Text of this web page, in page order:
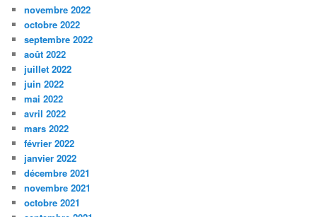
novembre 2022
octobre 2022
septembre 2022
août 2022
juillet 2022
juin 2022
mai 2022
avril 2022
mars 2022
février 2022
janvier 2022
décembre 2021
novembre 2021
octobre 2021